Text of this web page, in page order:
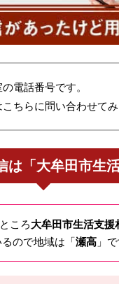
電話番号です。
ちらに問い合わせてみ
は「大牟田市生
ころ大牟田市生活支援
ので地域は「瀬高 」で